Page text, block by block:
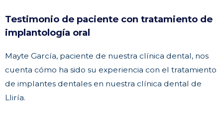
Testimonio de paciente con tratamiento de
implantología oral
Mayte García, paciente de nuestra clínica dental, nos
cuenta cómo ha sido su experiencia con el tratamiento
de implantes dentales en nuestra clínica dental de
Lliría.